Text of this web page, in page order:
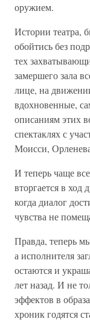
оружием.
Истории театра,
обойтись без
тех
замершего зала
лице, на
вдохновенные,
описаниям этих
спектаклях с
Моисси,
И теперь чаще
вторгается в ход
когда диалог
чувства не
Правда, теперь
а исполнителя
остаются и
лет назад. И не
эффектов в
хроник годятся